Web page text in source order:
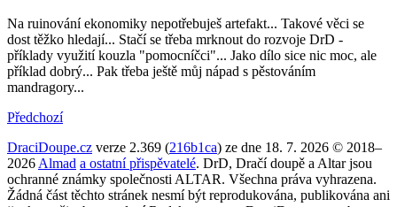
Na ruinování ekonomiky nepotřebuješ artefakt... Takové věci se
dost těžko hledají... Stačí se třeba mrknout do rozvoje DrD -
příklady využití kouzla "pomocníčci"... Jako dílo sice nic moc, ale
příklad dobrý... Pak třeba ještě můj nápad s pěstováním
mandragory...
Předchozí
DraciDoupe.cz verze 2.369 (216b1ca) ze dne 18. 7. 2026 © 2018–
2026 Almad a ostatní přispěvatelé. DrD, Dračí doupě a Altar jsou
ochranné známky společnosti ALTAR. Všechna práva vyhrazena.
Žádná část těchto stránek nesmí být reprodukována, publikována ani